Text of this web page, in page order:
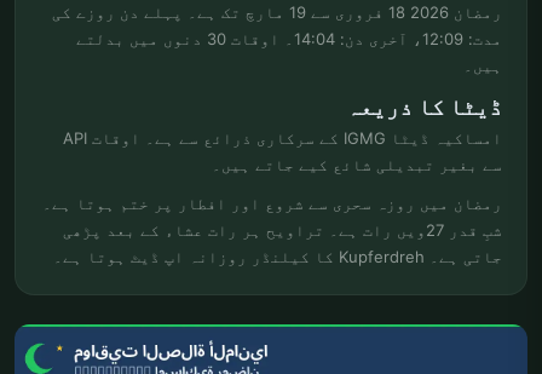
رمضان 2026 18 فروری سے 19 مارچ تک ہے۔ پہلے دن روزے کی
مدت: 12:09، آخری دن: 14:04۔ اوقات 30 دنوں میں بدلتے
ہیں۔
ڈیٹا کا ذریعہ
امساکیہ ڈیٹا IGMG کے سرکاری ذرائع سے ہے۔ اوقات API
سے بغیر تبدیلی شائع کیے جاتے ہیں۔
رمضان میں روزہ سحری سے شروع اور افطار پر ختم ہوتا ہے۔
شبِ قدر 27ویں رات ہے۔ تراویح ہر رات عشاء کے بعد پڑھی
جاتی ہے۔ Kupferdreh کا کیلنڈر روزانہ اپ ڈیٹ ہوتا ہے۔